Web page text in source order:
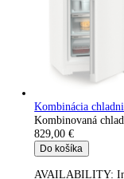
AVAILABILITY:
Kombinácia
799,00€